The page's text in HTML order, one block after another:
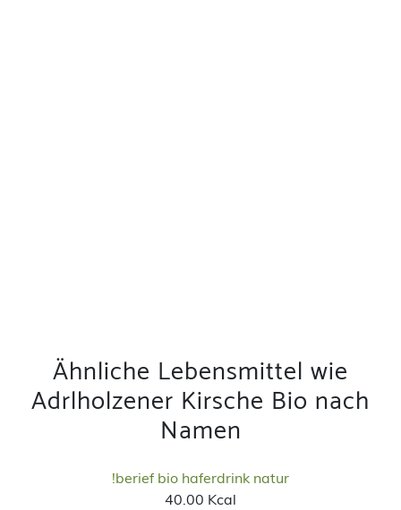
Ähnliche Lebensmittel wie
Adrlholzener Kirsche Bio nach
Namen
!berief bio haferdrink natur
40.00 Kcal